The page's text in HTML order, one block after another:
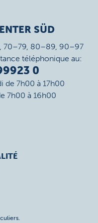
SÜD
70–79, 80–89, 90–97
téléphonique au:
0
de 7h00 à 17h00
7h00 à 16h00